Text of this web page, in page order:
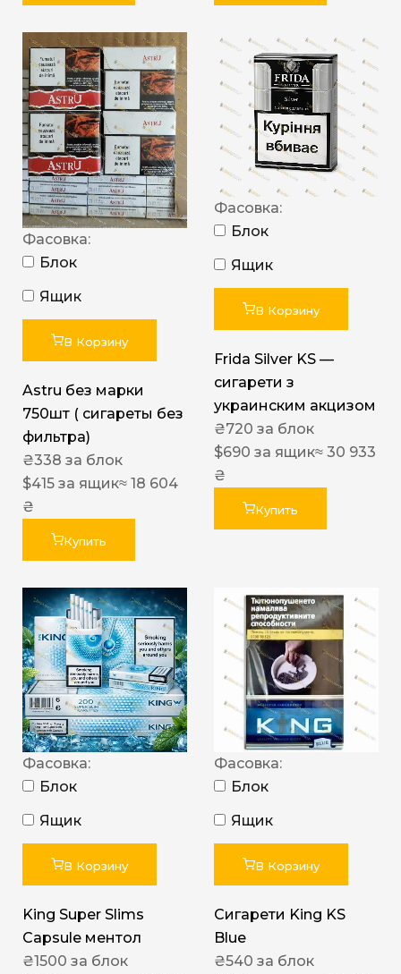
Фасовка:
Блок
Ящик
В Корзину
Astru без марки
750шт ( сигареты без
фильтра)
₴338 за блок
$415 за ящик≈ 18 604
₴
Купить
Фасовка:
Блок
Ящик
В Корзину
Frida Silver KS —
сигарети з
украинским акцизом
₴720 за блок
$690 за ящик≈ 30 933
₴
Купить
Фасовка:
Блок
Ящик
В Корзину
King Super Slims
Capsule ментол
₴1500 за блок
Фасовка:
Блок
Ящик
В Корзину
Сигарети King KS
Blue
₴540 за блок